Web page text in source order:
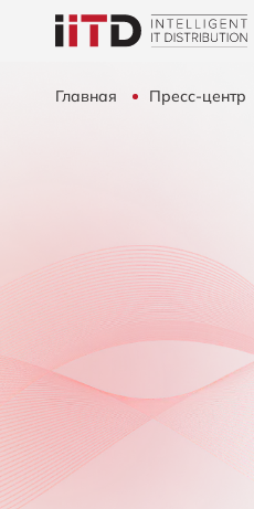
Главная Пресс-центр